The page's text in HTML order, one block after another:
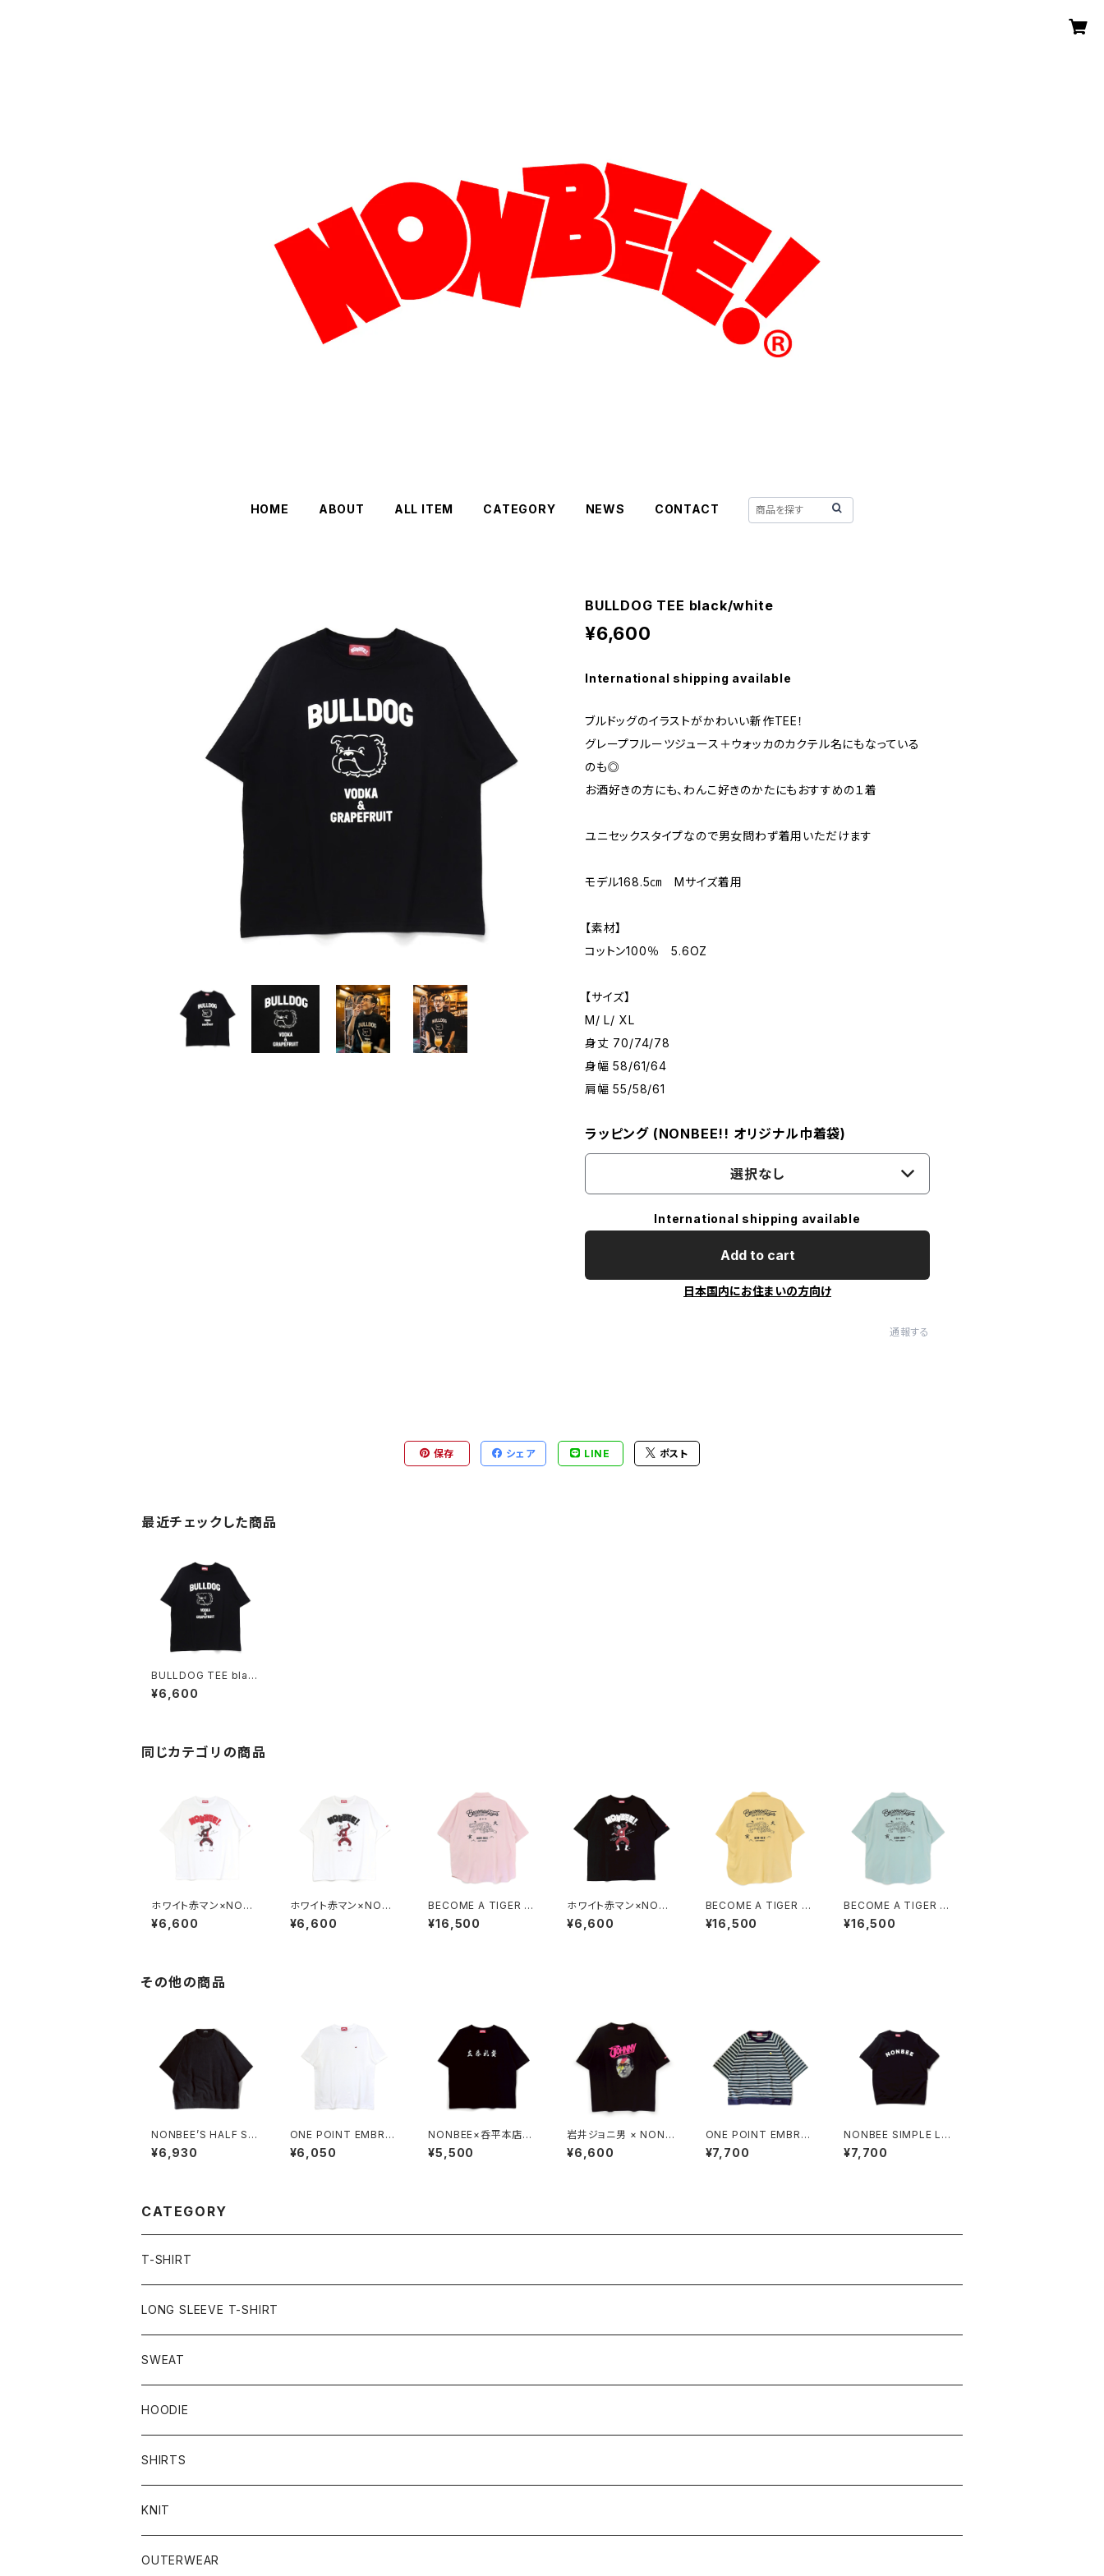
HOME ABOUT ALL ITEM CATEGORY NEWS CONTACT
BULLDOG TEE black/white
¥6,600
International shipping available
ブルドッグのイラストがかわいい新作TEE！
グレープフルーツジュース＋ウォッカのカクテル名にもなっている
のも◎
お酒好きの方にも、わんこ好きのかたにもおすすめの１着
ユニセックスタイプなので男女問わず着用いただけます
モデル168.5㎝ Mサイズ着用
【素材】
コットン100％ 5.6OZ
【サイズ】
M/ L/ XL
身丈 70/74/78
身幅 58/61/64
肩幅 55/58/61
ラッピング (NONBEE!! オリジナル巾着袋)
選択なし
International shipping available
Add to cart
日本国内にお住まいの方向け
通報する
保存 シェア LINE ポスト
最近チェックした商品
BULLDOG TEE blac
k/white
¥6,600
同じカテゴリの商品
ホワイト赤マン×NONB
EE! COLLABORATIO
N TEE white/red
¥6,600
ホワイト赤マン×NONB
EE! COLLABORATIO
N TEE white/black
¥6,600
BECOME A TIGER E
MBROIDERED HALF
SLEEVE SHIRTS ligh
¥16,500
ホワイト赤マン×NONB
EE! COLLABORATIO
N TEE black/white
¥6,600
BECOME A TIGER E
MBROIDERED HALF
SLEEVE SHIRTS ligh
¥16,500
BECOME A TIGER E
MBROIDERED HALF
SLEEVE SHIRTS ligh
¥16,500
その他の商品
NONBEE’S HALF SL
EEVE “SWEATee” pi
gment-black
¥6,930
ONE POINT EMBROI
DERED “wine” TEE
white
¥6,050
NONBEE×呑平本店
"立呑礼賛" TEE blac
k/white
¥5,500
岩井ジョニ男 × NONB
EE! ボウイ風 COLLAB
TEE black/neon-pin
¥6,600
ONE POINT EMBROI
DERED “beer” MULT
I BORDER HS SWEA
¥7,700
NONBEE SIMPLE LO
GO HALF SLEEVE S
WEAT black
¥7,700
CATEGORY
T-SHIRT
LONG SLEEVE T-SHIRT
SWEAT
HOODIE
SHIRTS
KNIT
OUTERWEAR